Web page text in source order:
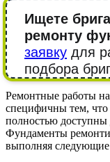
Ищете
ремонту
заявку для
подбора
Ремонтные работы
специфичны тем, что
полностью доступны
Фундаменты
выполняя